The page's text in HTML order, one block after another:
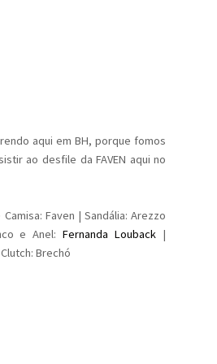
aqui em BH, porque fomos
ao desfile da FAVEN aqui no
Faven | Sandália: Arezzo
e Anel:Fernanda Louback |
Brechó